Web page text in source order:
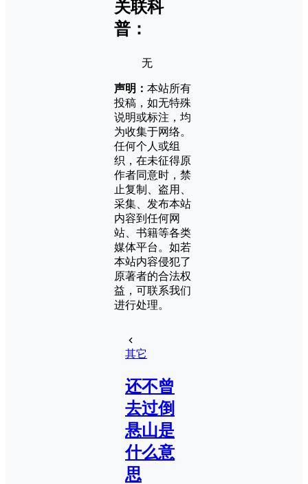
关联科
普：
无
声明： 本站所有
投稿，如无特殊
说明或标注，均
为收集于网络。
任何个人或组
织，在未征得原
作者同意时，禁
止复制、盗用、
采集、发布本站
内容到任何网
站、书籍等各类
媒体平台。如若
本站内容侵犯了
原著者的合法权
益，可联系我们
进行处理。
其它
还不曾
去过倒
悬山是
什么意
思